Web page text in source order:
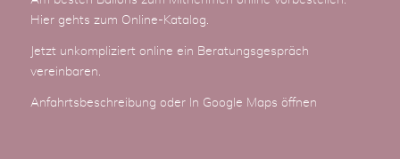
Hier gehts zum Online-Katalog
Jetzt unkompliziert online ein Beratungsgespräch
vereinbaren.
Anfahrtsbeschreibung oder In Google Maps öffnen